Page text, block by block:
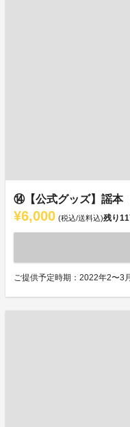
⑭【公式グッズ】謡本
¥6,000 (税込/送料込)残り
ご提供予定時期：2022年2〜3